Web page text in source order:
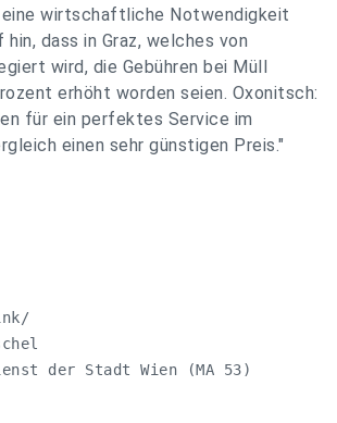
wirtschaftliche Notwendigkeit
dass in Graz, welches von
wird, die Gebühren bei Müll
erhöht worden seien. Oxonitsch:
für ein perfektes Service im
einen sehr günstigen Preis."
der Stadt Wien (MA 53)